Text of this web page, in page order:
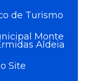
de Turismo
Monte
Aldeia
Site